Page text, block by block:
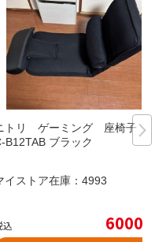
トリ ゲーミング 座椅子 L
B12TAB ブラック
イストア在庫： 4993
込 6000